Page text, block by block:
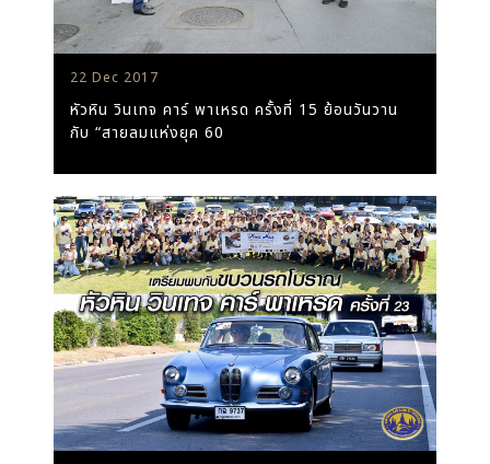
22 Dec 2017
หัวหิน วินเทจ คาร์ พาเหรด ครั้งที่ 15 ย้อนวันวาน
กับ “สายลมแห่งยุค 60